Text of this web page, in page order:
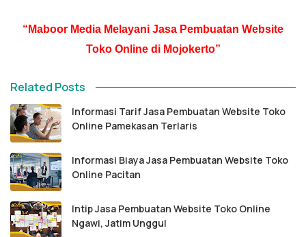
“Maboor Media Melayani Jasa Pembuatan Website
Toko Online di Mojokerto”
Related Posts
Informasi Tarif Jasa Pembuatan Website Toko
Online Pamekasan Terlaris
Informasi Biaya Jasa Pembuatan Website Toko
Online Pacitan
Intip Jasa Pembuatan Website Toko Online
Ngawi, Jatim Unggul